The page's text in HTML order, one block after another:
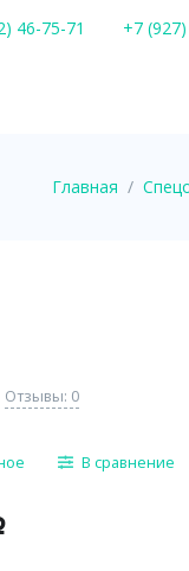
46-75-71 +7
Главная
Отзывы: 0
В сравнение